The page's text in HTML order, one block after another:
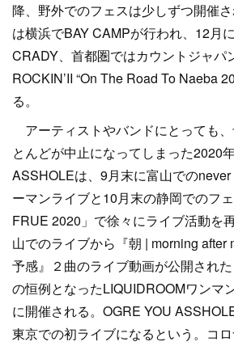
降、野外でのフェスは少しずつ開催
は横浜でBAY CAMPが行われ、12月
CRADY、首都圏ではカウントジャパ
ROCKIN’II “On The Road To Naeba
る。
アーティストやバンドにとっても
とんどが中止になってしまった2020
ASSHOLEは、9月末に富山での
ーマンライブと10月末の静岡でのフ
FRUE 2020」で徐々にライブ活動を
山でのライブから『朝 | morning after
予感』２曲のライブ動画が公開され
の恒例となったLIQUIDROOMワンマ
に開催される。OGRE YOU
東京での初ライブになるという。コ